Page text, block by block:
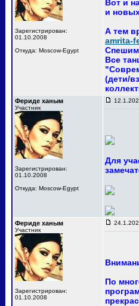
Зарегистрирован:
01.10.2008
Откуда: Moscow-Egypt
Вот и
и
А тем
amrita-
Спешим
Все
(дети/
Фериде ханым
Участник
Зарегистрирован:
01.10.2008
Откуда: Moscow-Egypt
Для
Фериде ханым
Участник
Зарегистрирован:
01.10.2008
По